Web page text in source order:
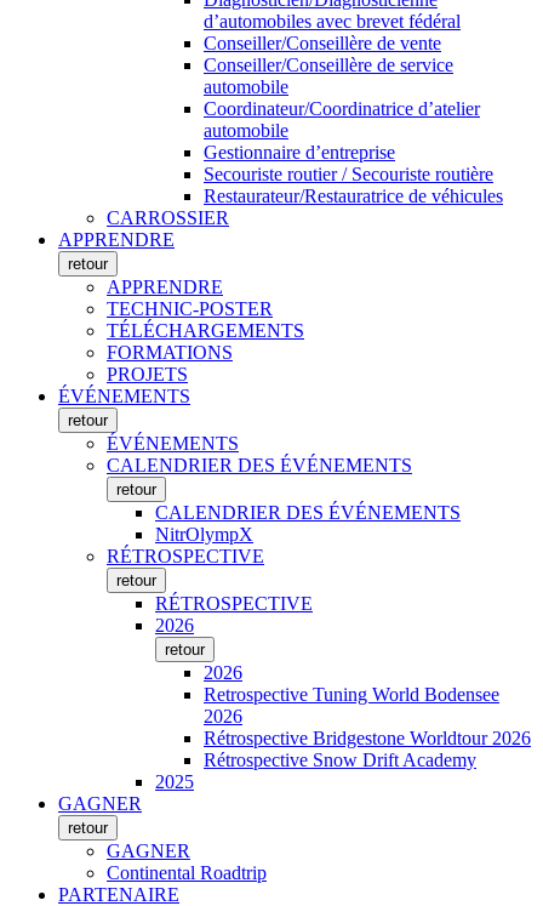
d’automobiles avec brevet fédéral
Conseiller/Conseillère de vente
Conseiller/Conseillère de service
automobile
Coordinateur/Coordinatrice d’atelier
automobile
Gestionnaire d’entreprise
Secouriste routier / Secouriste routière
Restaurateur/Restauratrice de véhicules
CARROSSIER
APPRENDRE
retour
APPRENDRE
TECHNIC-POSTER
TÉLÉCHARGEMENTS
FORMATIONS
PROJETS
ÉVÉNEMENTS
retour
ÉVÉNEMENTS
CALENDRIER DES ÉVÉNEMENTS
retour
CALENDRIER DES ÉVÉNEMENTS
NitrOlympX
RÉTROSPECTIVE
retour
RÉTROSPECTIVE
2026
retour
2026
Retrospective Tuning World Bodensee
2026
Rétrospective Bridgestone Worldtour 2026
Rétrospective Snow Drift Academy
2025
GAGNER
retour
GAGNER
Continental Roadtrip
PARTENAIRE